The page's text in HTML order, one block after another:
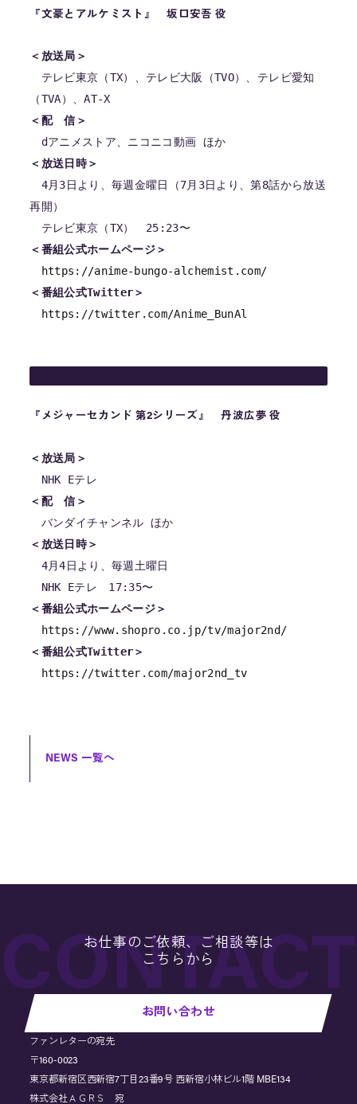
『文豪とアルケミスト』 坂口安吾 役
＜放送局＞
テレビ東京（TX）、テレビ大阪（TVO）、テレビ愛知
＜配　信＞
＜放送日時＞
4月3日より、毎週金曜日（7月3日より、第8話から放送
再開）
＜番組公式ホームページ＞
https://anime-bungo-alchemist.com/
＜番組公式Twitter＞
https://twitter.com/Anime_BunAl
『メジャーセカンド 第2シリーズ』 丹波広夢 役
＜放送局＞
＜配　信＞
＜放送日時＞
4月4日より、毎週土曜日
＜番組公式ホームページ＞
https://www.shopro.co.jp/tv/major2nd/
＜番組公式Twitter＞
https://twitter.com/major2nd_tv
NEWS 一覧へ
お仕事のご依頼、ご相談等は
こちらから
お問い合わせ
ファンレターの宛先
〒160-0023
東京都新宿区西新宿7丁目23番9号 西新宿小林ビル1階 MBE134
株式会社ＡＧＲＳ 宛